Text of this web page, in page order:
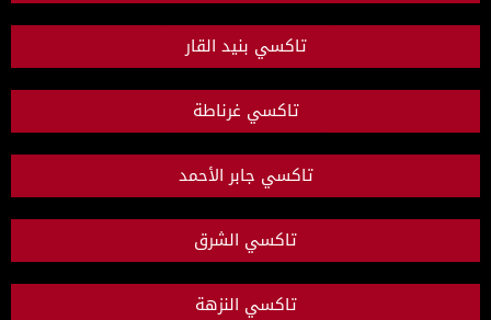
تاكسي بنيد القار
تاكسي غرناطة
تاكسي جابر الأحمد
تاكسي الشرق
تاكسي النزهة